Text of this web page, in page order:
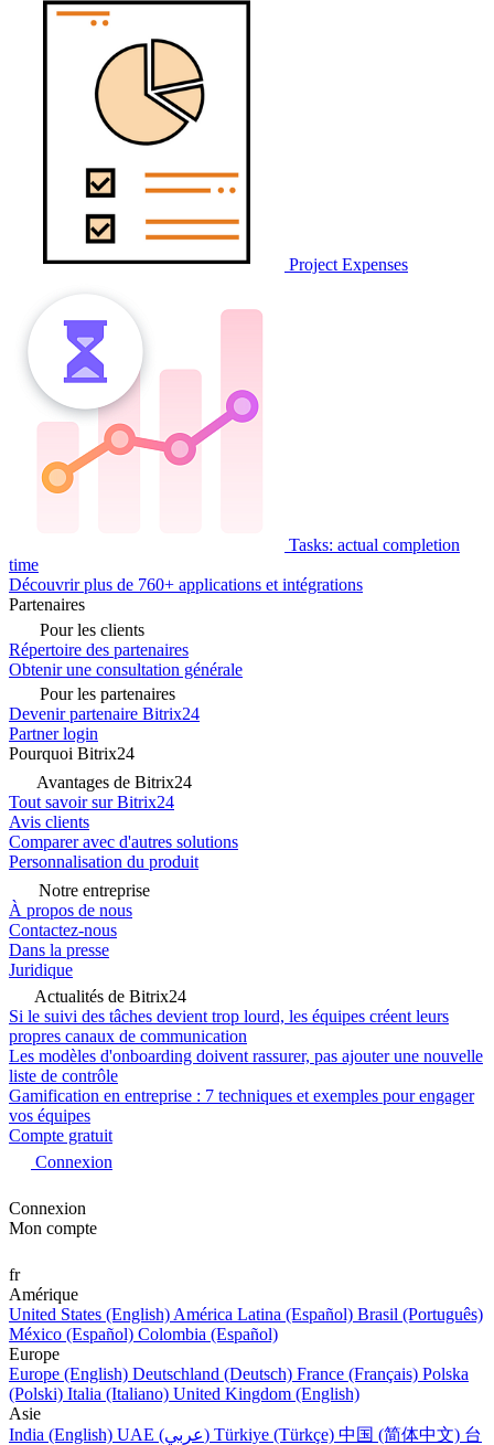
Project Expenses
Tasks: actual completion
time
Découvrir plus de 760+ applications et intégrations
Partenaires
Pour les clients
Répertoire des partenaires
Obtenir une consultation générale
Pour les partenaires
Devenir partenaire Bitrix24
Partner login
Pourquoi Bitrix24
Avantages de Bitrix24
Tout savoir sur Bitrix24
Avis clients
Comparer avec d'autres solutions
Personnalisation du produit
Notre entreprise
À propos de nous
Contactez-nous
Dans la presse
Juridique
Actualités de Bitrix24
Si le suivi des tâches devient trop lourd, les équipes créent leurs
propres canaux de communication
Les modèles d'onboarding doivent rassurer, pas ajouter une nouvelle
liste de contrôle
Gamification en entreprise : 7 techniques et exemples pour engager
vos équipes
Compte gratuit
Connexion
Connexion
Mon compte
fr
Amérique
United States (English) América Latina (Español) Brasil (Português)
México (Español) Colombia (Español)
Europe
Europe (English) Deutschland (Deutsch) France (Français) Polska
(Polski) Italia (Italiano) United Kingdom (English)
Asie
India (English)
UAE (عربي) Türkiye (Türkçe) 中国 (简体中文) 台